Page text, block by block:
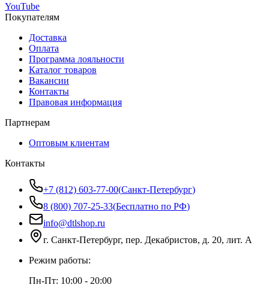
YouTube
Покупателям
Доставка
Оплата
Программа лояльности
Каталог товаров
Вакансии
Контакты
Правовая информация
Партнерам
Оптовым клиентам
Контакты
+7 (812) 603-77-00(Санкт-Петербург)
8 (800) 707-25-33(Бесплатно по РФ)
info@dtlshop.ru
г. Санкт-Петербург, пер. Декабристов, д. 20, лит. А
Режим работы:
Пн-Пт: 10:00 - 20:00